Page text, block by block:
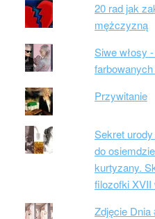
20 rad jak
mężczyzną
Siwe włosy
Przywitanie
Sekret urody
do
kurtyzany.
filozofki XVII
Zdjęcie Dnia